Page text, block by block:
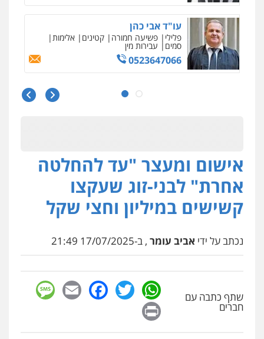
עו"ד אבי כהן
פלילי פשיעה חמורה קטינים אלימות
סמים עבירות מין
0523647066
עו"ד ד"ר איתן פינקלשטיין
עו"ד רן כהן רוכברגר
דיני צבא צווארון לבן
פלילי פשיעה חמורה כלכלי מעצרים
וחקירות
שחר מנדלמן, שלומציון גבאי מנדלמן
– משרד עורכי דין
התמחות בייצוג בעבירות מין
אישום ומעצר "עד להחלטה
אחרת" לבני-זוג שעקצו
קשישים במיליון וחצי שקל
נכתב על ידי אביב עומר , ב-17/07/2025 21:49
שתף כתבה עם
חברים
WhatsApp
Twitter
Facebook
Email